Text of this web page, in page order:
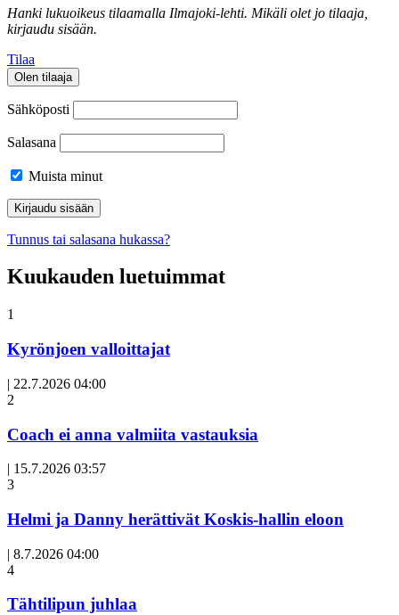
Hanki lukuoikeus tilaamalla Ilmajoki-lehti. Mikäli olet jo tilaaja,
kirjaudu sisään.
Tilaa
Olen tilaaja
Sähköposti
Salasana
Muista minut
Tunnus tai salasana hukassa?
Kuukauden luetuimmat
1
Kyrönjoen valloittajat
| 22.7.2026 04:00
Avoin
2
Coach ei anna valmiita vastauksia
| 15.7.2026 03:57
3
Helmi ja Danny herättivät Koskis-hallin eloon
| 8.7.2026 04:00
Avoin
4
Tähtilipun juhlaa